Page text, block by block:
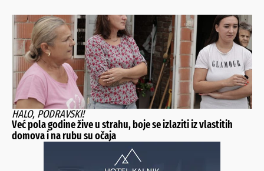
HALO, PODRAVSKI!
Već pola godine žive u strahu, boje se izlaziti iz vlastitih
domova i na rubu su očaja